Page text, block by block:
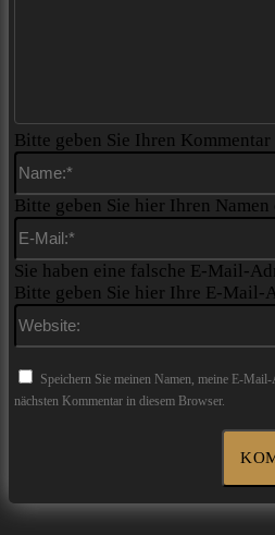
Bitte geben Sie Ihren Kommentar
Bitte geben Sie hier Ihren Namen
Sie haben eine falsche E-Mail-
Bitte geben Sie hier Ihre E-Mail-
Speichern Sie meinen Namen, meine E-
nächsten Kommentar in diesem Browser.